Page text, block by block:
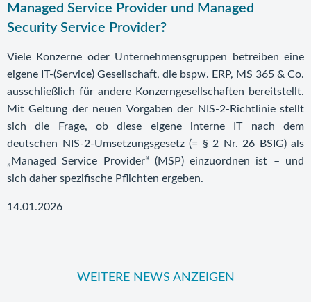
Managed Service Provider und Managed
Security Service Provider?
Viele Konzerne oder Unternehmensgruppen betreiben eine
eigene IT-(Service) Gesellschaft, die bspw. ERP, MS 365 & Co.
ausschließlich für andere Konzerngesellschaften bereitstellt.
Mit Geltung der neuen Vorgaben der NIS-2-Richtlinie stellt
sich die Frage, ob diese eigene interne IT nach dem
deutschen NIS-2-Umsetzungsgesetz (= § 2 Nr. 26 BSIG) als
„Managed Service Provider“ (MSP) einzuordnen ist – und
sich daher spezifische Pflichten ergeben.
14.01.2026
WEITERE NEWS ANZEIGEN